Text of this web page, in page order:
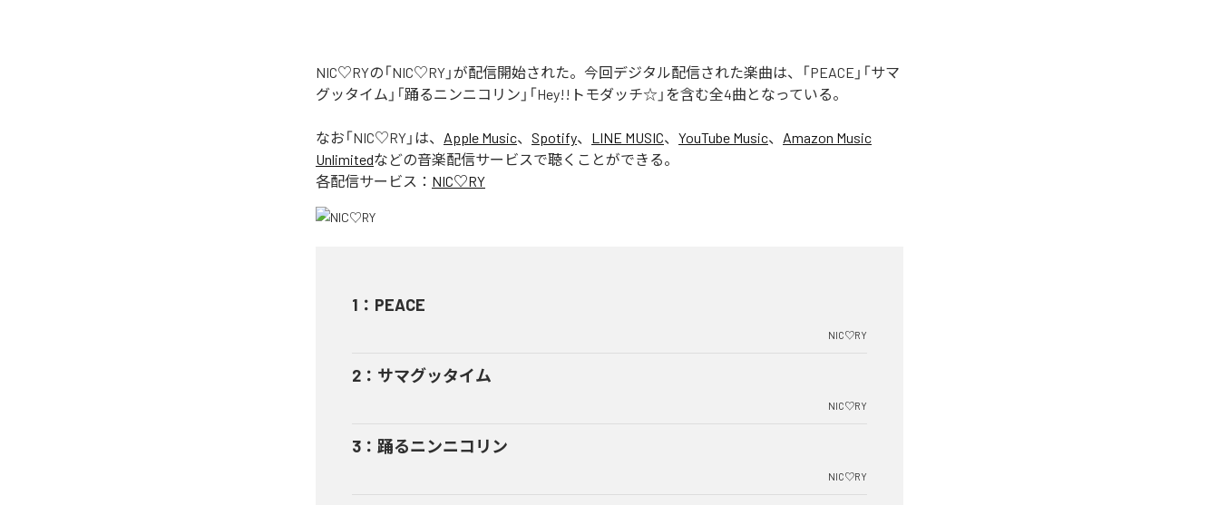
NIC♡RYの「NIC♡RY」が配信開始された。今回デジタル配信された楽曲は、「PEACE」「サマ
グッタイム」「踊るニンニコリン」「Hey!!トモダッチ☆」を含む全4曲となっている。
なお「NIC♡RY 」は、 Apple Music、 Spotify、 LINE MUSIC、 YouTube Music、 Amazon Music
Unlimitedなどの音楽配信サービスで聴くことができる。
各配信サービス： NIC♡RY
1 ： PEACE
NIC♡RY
2 ： サマグッタイム
NIC♡RY
3 ： 踊るニンニコリン
NIC♡RY